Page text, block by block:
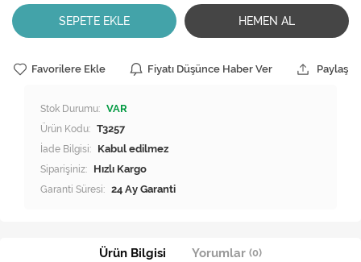
SEPETE EKLE HEMEN AL
Favorilere Ekle Fiyatı Düşünce Haber Ver Paylaş
Stok Durumu: VAR
Ürün Kodu: T3257
İade Bilgisi:
Siparişiniz: Hızlı Kargo
Garanti Süresi: 24 Ay Garanti
Ürün Bilgisi Yorumlar (0)